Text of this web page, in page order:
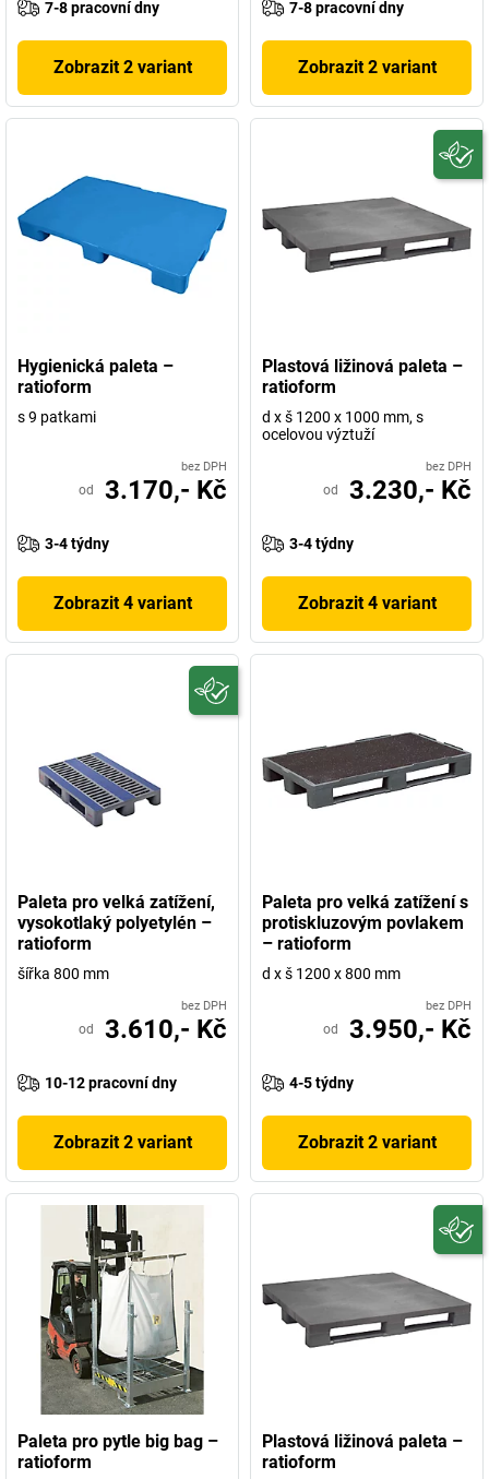
7-8 pracovní dny
Zobrazit 2 variant
7-8 pracovní dny
Zobrazit 2 variant
Hygienická paleta –
ratioform
s 9 patkami
bez DPH
od 3.170,- Kč
3-4 týdny
Zobrazit 4 variant
Plastová ližinová paleta –
ratioform
d x š 1200 x 1000 mm, s
ocelovou výztuží
bez DPH
od 3.230,- Kč
3-4 týdny
Zobrazit 4 variant
Paleta pro velká zatížení,
vysokotlaký polyetylén –
ratioform
šířka 800 mm
bez DPH
od 3.610,- Kč
10-12 pracovní dny
Zobrazit 2 variant
Paleta pro velká zatížení s
protiskluzovým povlakem
– ratioform
d x š 1200 x 800 mm
bez DPH
od 3.950,- Kč
4-5 týdny
Zobrazit 2 variant
Paleta pro pytle big bag –
ratioform
Plastová ližinová paleta –
ratioform